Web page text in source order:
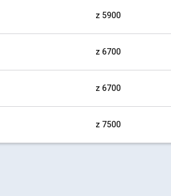
z 5900
z 6700
z 6700
z 7500